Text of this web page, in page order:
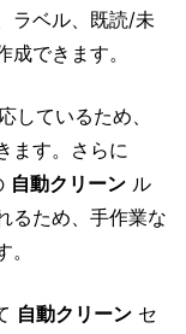
ラベル、既読/未
できます。
しているため、
ます。さらに
自動クリーン ル
るため、手作業な
自動クリーン セ